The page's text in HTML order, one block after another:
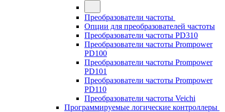
Преобразователи частоты
Опции для преобразователей частоты
Преобразователи частоты PD310
Преобразователи частоты Prompower
PD100
Преобразователи частоты Prompower
PD101
Преобразователи частоты Prompower
PD110
Преобразователи частоты Veichi
Программируемые логические контроллеры